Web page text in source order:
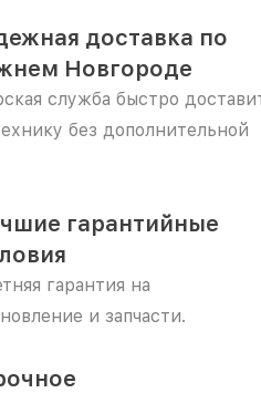
доставка по
Новгороде
служба быстро
без дополнительной
гарантийные
гарантия на
и запчасти.